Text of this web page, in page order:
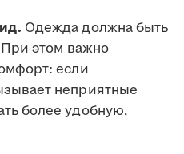
Одежда должна быть
этом важно
если
неприятные
более удобную,